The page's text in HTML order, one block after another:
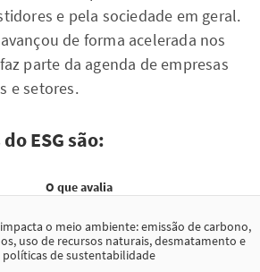
e pela sociedade em geral.
de forma acelerada nos
parte da agenda de empresas
e setores.
ESG são:
O que avalia
o meio ambiente: emissão de carbono,
uso de recursos naturais, desmatamento e
políticas de sustentabilidade